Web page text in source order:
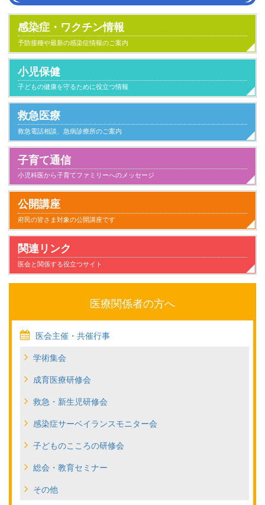
会長挨拶
沿革
医会活動の紹介
組織・役員名簿
定款
感染症・ワクチン情報
予防接種や最新の感染症情報のご案内
小児保健
子どもの健康を守るために役立つ情報
救急医療
救急電話相談、急病診療所のご案内
子育て通信
小児科医から子育てファミリーへのメッセージ
小児科とのつきあい方
子供が病気になったとき家庭でのケアと心得
家族とのかかわり
日常生活
気になること
健康にすごすために
事故と安全
病気のこと
公開講座
府民の皆さま対象の公開講座です
関連リンク
医会と関係する役立つサイト
医療関係者の方へ
医会主催・共催行事
学術集会
成育医療研修会
救急・新生児研修会
感染症サーベイランスモニター会
子どものこころの研修会
総会・教育セミナー
その他